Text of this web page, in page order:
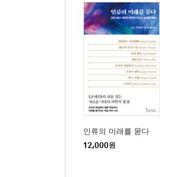
인류의 미래를 묻다
12,000원